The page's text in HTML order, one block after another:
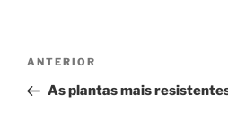
Navegação
artigos
Conteúdo
anterior
ANTERIOR
As plantas mais